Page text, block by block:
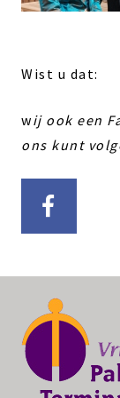
Wist u dat:
wij ook een
ons kunt